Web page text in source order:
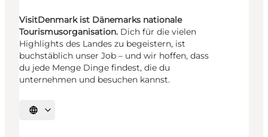
VisitDenmark ist Dänemarks nationale
Tourismusorganisation. Dich für die vielen
Highlights des Landes zu begeistern, ist
buchstäblich unser Job – und wir hoffen, dass
du jede Menge Dinge findest, die du
unternehmen und besuchen kannst.
Sprache auswählen